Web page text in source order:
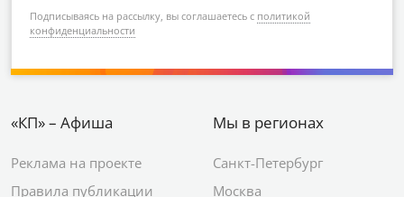
Подписываясь на рассылку, вы соглашаетесь с политикой
конфиденциальности
«КП» – Афиша
Реклама на проекте
Правила публикации
Мы в регионах
Санкт-Петербург
Москва